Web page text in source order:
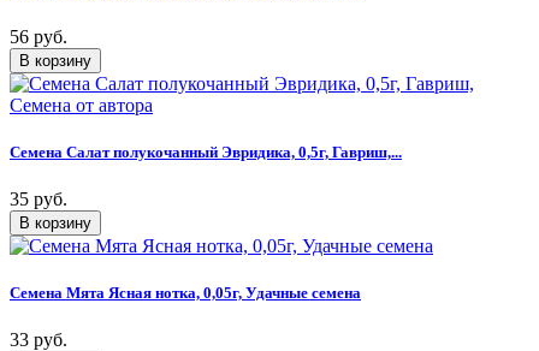
56 руб.
Семена Салат полукочанный Эвридика, 0,5г, Гавриш,...
35 руб.
Семена Мята Ясная нотка, 0,05г, Удачные семена
33 руб.